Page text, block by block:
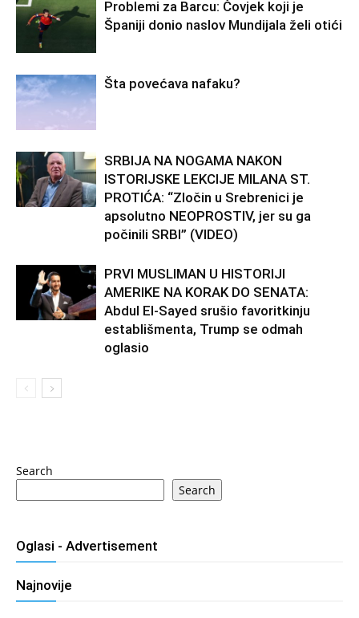
Problemi za Barcu: Čovjek koji je
Španiji donio naslov Mundijala želi otići
Šta povećava nafaku?
SRBIJA NA NOGAMA NAKON
ISTORIJSKE LEKCIJE MILANA ST.
PROTIĆA: “Zločin u Srebrenici je
apsolutno NEOPROSTIV, jer su ga
počinili SRBI” (VIDEO)
PRVI MUSLIMAN U HISTORIJI
AMERIKE NA KORAK DO SENATA:
Abdul El-Sayed srušio favoritkinju
establišmenta, Trump se odmah
oglasio
Search
Search
Oglasi - Advertisement
Najnovije